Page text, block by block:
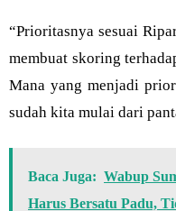
“Prioritasnya sesuai
membuat skoring
Mana yang menjadi
sudah kita mulai dari
Baca Juga: Wabup
Harus Bersatu Padu,